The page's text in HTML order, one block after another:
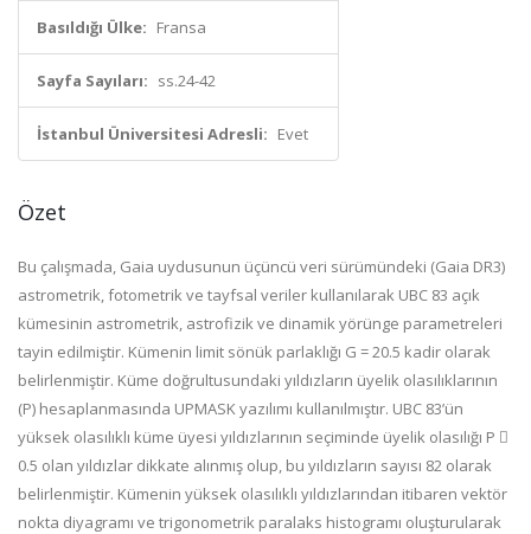
Basıldığı Ülke: Fransa
Sayfa Sayıları: ss.24-42
İstanbul Üniversitesi Adresli: Evet
Özet
Bu çalışmada, Gaia uydusunun üçüncü veri sürümündeki (Gaia DR3)
astrometrik, fotometrik ve tayfsal veriler kullanılarak UBC 83 açık
kümesinin astrometrik, astrofizik ve dinamik yörünge parametreleri
tayin edilmiştir. Kümenin limit sönük parlaklığı G = 20.5 kadir olarak
belirlenmiştir. Küme doğrultusundaki yıldızların üyelik olasılıklarının
(P) hesaplanmasında UPMASK yazılımı kullanılmıştır. UBC 83’ün
yüksek olasılıklı küme üyesi yıldızlarının seçiminde üyelik olasılığı P 
0.5 olan yıldızlar dikkate alınmış olup, bu yıldızların sayısı 82 olarak
belirlenmiştir. Kümenin yüksek olasılıklı yıldızlarından itibaren vektör
nokta diyagramı ve trigonometrik paralaks histogramı oluşturularak